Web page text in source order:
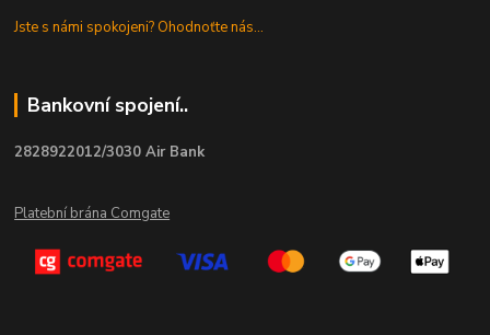
Jste s námi spokojeni? Ohodnoťte nás...
Bankovní spojení..
2828922012/3030 Air Bank
Platební brána Comgate